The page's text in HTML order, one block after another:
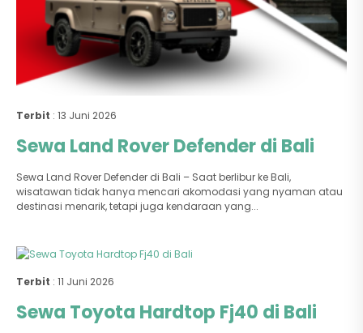
Terbit : 13 Juni 2026
Sewa Land Rover Defender di Bali
Sewa Land Rover Defender di Bali – Saat berlibur ke Bali,
wisatawan tidak hanya mencari akomodasi yang nyaman atau
destinasi menarik, tetapi juga kendaraan yang...
Terbit : 11 Juni 2026
Sewa Toyota Hardtop Fj40 di Bali